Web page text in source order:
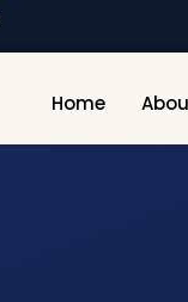
Home